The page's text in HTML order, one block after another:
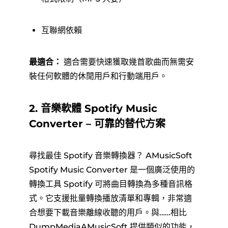
互聯網依賴
最適合： 適合需要快速獲取幾首歌曲而無需安
裝任何軟體的休閒用戶和行動端用戶。
2. 音樂軟體 Spotify Music
Converter – 可靠的替代方案
尋找最佳 Spotify 音樂轉換器？ AMusicSoft
Spotify Music Converter 是一個廣泛使用的
轉換工具 Spotify 可將曲目轉換為多種音訊格
式。它支援批量轉換播放清單和專輯，非常適
合想要下載音樂離線收聽的用戶。與……相比